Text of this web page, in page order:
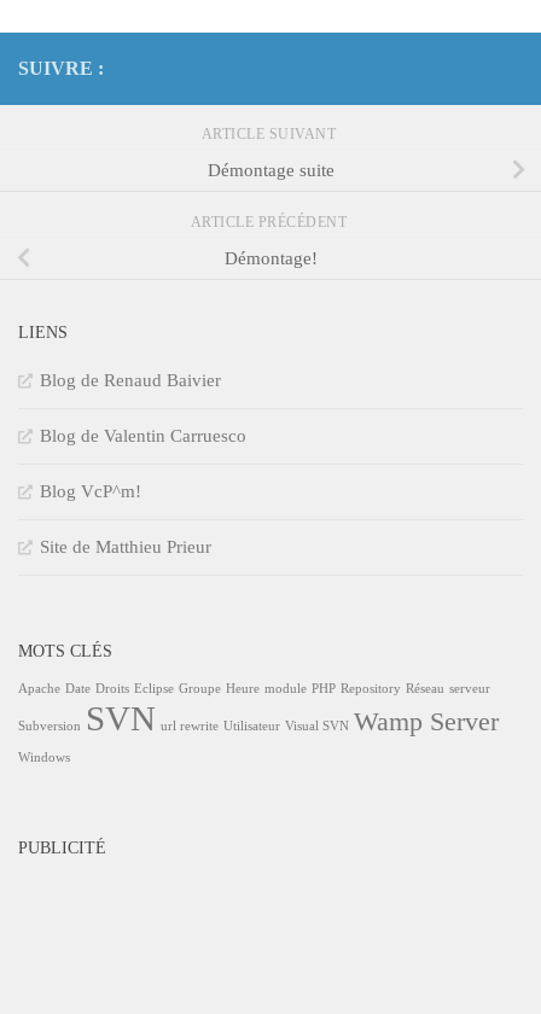
SUIVRE :
ARTICLE SUIVANT
Démontage suite
ARTICLE PRÉCÉDENT
Démontage!
LIENS
Blog de Renaud Baivier
Blog de Valentin Carruesco
Blog VcP^m!
Site de Matthieu Prieur
MOTS CLÉS
Apache Date Droits Eclipse Groupe Heure module PHP Repository Réseau serveur
Subversion SVN url rewrite Utilisateur Visual SVN Wamp Server
Windows
PUBLICITÉ